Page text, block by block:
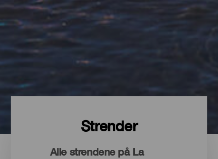
Strender
Alle strendene på La